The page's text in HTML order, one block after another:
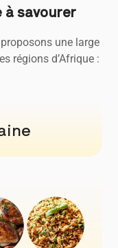
à savourer
une large
régions d’Afrique :